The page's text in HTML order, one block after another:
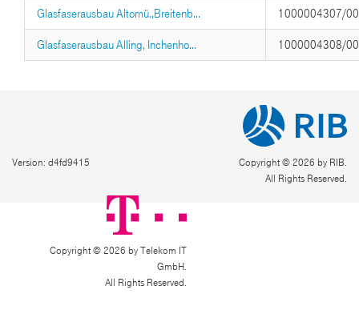
Glasfaserausbau Altomü.,Breitenb... 1000004307/
Glasfaserausbau Alling, Inchenho... 1000004308/
Version: d4fd9415
Copyright © 2026 by RIB.
All Rights Reserved.
Copyright © 2026 by Telekom IT
GmbH.
All Rights Reserved.